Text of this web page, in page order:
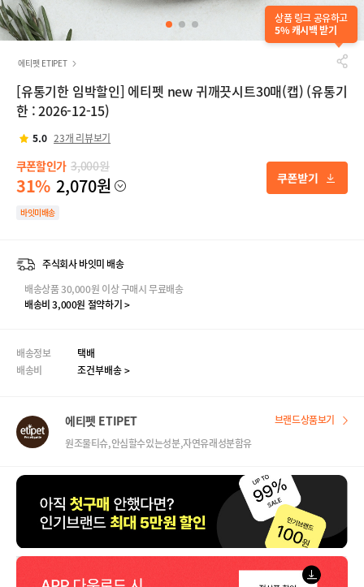
상품 링크 공유하고
5% 캐시백 받기
에티펫 ETIPET
[유통기한 임박할인] 에티펫 new 귀깨끗시트30매(캡) (유통기
한 : 2026-12-15)
5.0 23개 리뷰보기
쿠폰할인가 3,000원
31% 2,070원
바잇미배송
주식회사 바잇미 배송
배송상품 30,000원 이상 구매시 무료배송
배송비 3,000원 절약하기 >
배송정보
택배
배송비
조건부배송 >
에티펫 ETIPET
원조물티슈,안심할수있는성분,자연유래성분함유
브랜드상품보기